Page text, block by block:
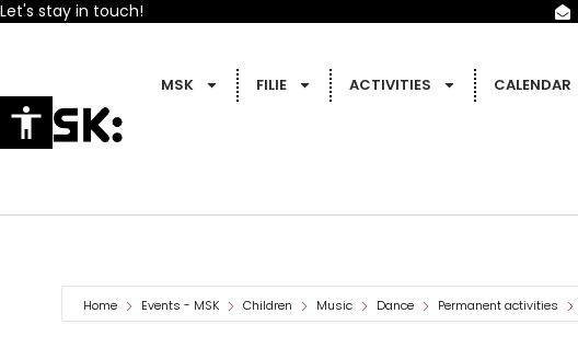
Let's stay in touch!
MSK FILIE ACTIVITIES CALENDAR
Home Events - MSK Children Music Dance Permanent activities